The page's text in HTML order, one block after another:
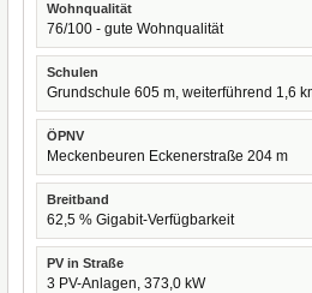
Wohnqualität
76/100 - gute Wohnqualität
Schulen
Grundschule 605 m, weiterführend 1,6
ÖPNV
Meckenbeuren Eckenerstraße 204 m
Breitband
62,5 % Gigabit-Verfügbarkeit
PV in Straße
3 PV-Anlagen, 373,0 kW